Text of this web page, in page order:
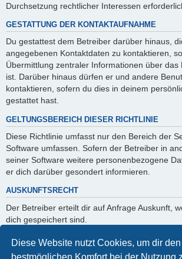
Diese Website nutzt Cookies, um dir den
bestmöglichen Komfort bei der Nutzung
Durchsetzung rechtlicher Interessen
GESTATTUNG DER KONTAKTAUFNAHME
Du gestattest dem Betreiber darüber hinaus,
angegebenen Kontaktdaten zu kontaktieren,
Übermittlung zentraler Informationen über das
ist. Darüber hinaus dürfen er und andere
kontaktieren, sofern du dies in deinem
gestattet hast.
GELTUNGSBEREICH DIESER RICHTLINIE
Diese Richtlinie umfasst nur den Bereich der
Software umfassen. Sofern der Betreiber in
seiner Software weitere personenbezogene
er dich darüber gesondert informieren.
AUSKUNFTSRECHT
Der Betreiber erteilt dir auf Anfrage Auskunft,
dich gespeichert sind.
Du kannst jederzeit die Löschung bzw.
verlangen. Kontaktiere hierzu bitte den